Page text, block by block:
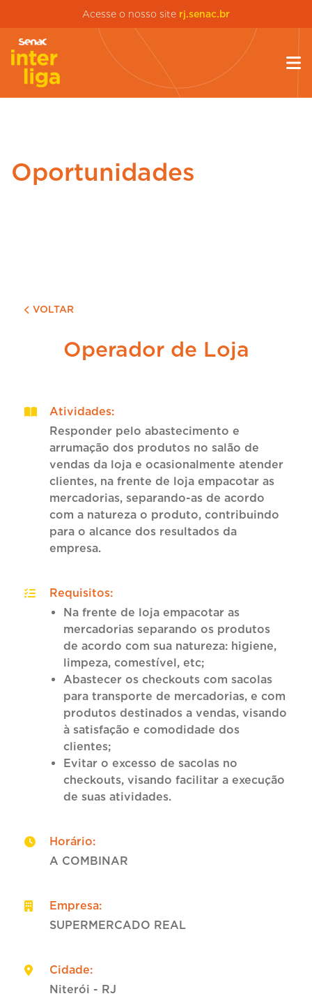
Acesse o nosso site rj.senac.br
Oportunidades
VOLTAR
Operador de Loja
Atividades:
Responder pelo abastecimento e
arrumação dos produtos no salão de
vendas da loja e ocasionalmente atender
clientes, na frente de loja empacotar as
mercadorias, separando-as de acordo
com a natureza o produto, contribuindo
para o alcance dos resultados da
empresa.
Requisitos:
Na frente de loja empacotar as
mercadorias separando os produtos
de acordo com sua natureza: higiene,
limpeza, comestível, etc;
Abastecer os checkouts com sacolas
para transporte de mercadorias, e com
produtos destinados a vendas, visando
à satisfação e comodidade dos
clientes;
Evitar o excesso de sacolas no
checkouts, visando facilitar a execução
de suas atividades.
Horário:
A COMBINAR
Empresa:
SUPERMERCADO REAL
Cidade:
Niterói - RJ